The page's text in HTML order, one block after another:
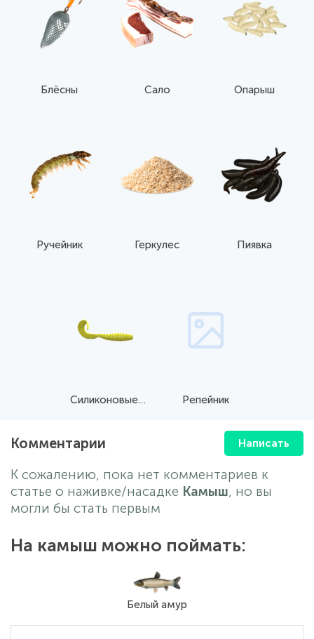
Блёсны Сало Опарыш
Ручейник Геркулес Пиявка
Силиконовые приманки Репейник
Комментарии Написать
К сожалению, пока нет комментариев к
статье о наживке/насадке Камыш, но вы
могли бы стать первым
На камыш можно поймать:
Белый амур